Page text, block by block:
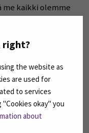
right?
the website as
are used for
to services
okay" you
about
me kaikki olemme
väärä tai kukaan ei voi
miten toinen voi
ympärillä olevan
Tärkeintä on
on